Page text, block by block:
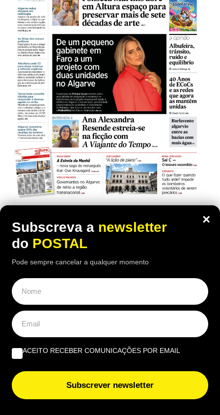
×
Subscreva a newsletter
do POSTAL
Pode sempre cancelar a qualquer momento
ACEITO RECEBER COMUNICAÇÕES POR EMAIL
Subscrever newsletter